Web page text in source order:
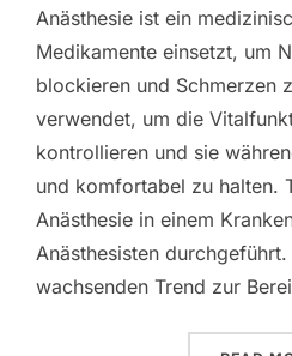
Anästhesie ist ein
Medikamente einsetzt, um
blockieren und Schmerzen
verwendet, um die
kontrollieren und sie
und komfortabel zu halten.
Anästhesie in einem
Anästhesisten
wachsenden Trend zur